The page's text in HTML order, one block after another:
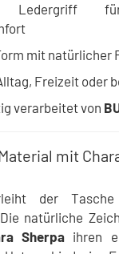
Ledergriff für
mit natürlicher
Freizeit oder
verarbeitet von
mit
der Tasche
natürliche
Sherpa ihren